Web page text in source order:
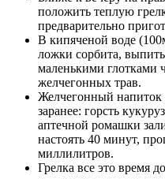
положить теплую
предварительно
В кипяченой воде
ложки сорбита, выпить
маленькими глотками
желчегонных трав.
Желчегонный напиток
заранее: горсть
аптечной ромашки
настоять 40 минут,
миллилитров.
Грелка все это время